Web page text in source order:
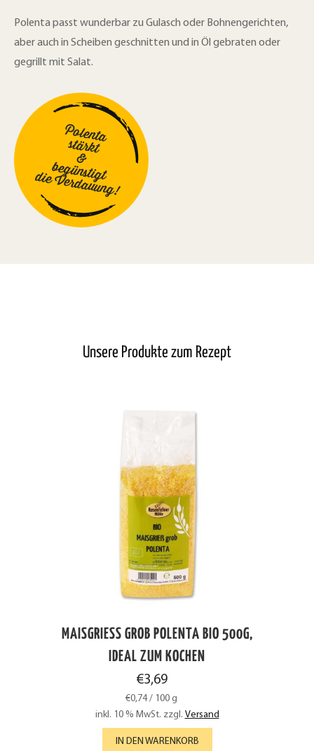
Polenta passt wunderbar zu Gulasch oder Bohnengerichten,
aber auch in Scheiben geschnitten und in Öl gebraten oder
gegrillt mit Salat.
Polenta
stärkt
&
begünstigt
die Verdauung!
Unsere Produkte zum Rezept
MAISGRIESS GROB POLENTA BIO 500G, I
DEAL ZUM KOCHEN
€3,69
€0,74/ 100 g
inkl. 10 % MwSt. zzgl. Versand
IN DEN WARENKORB